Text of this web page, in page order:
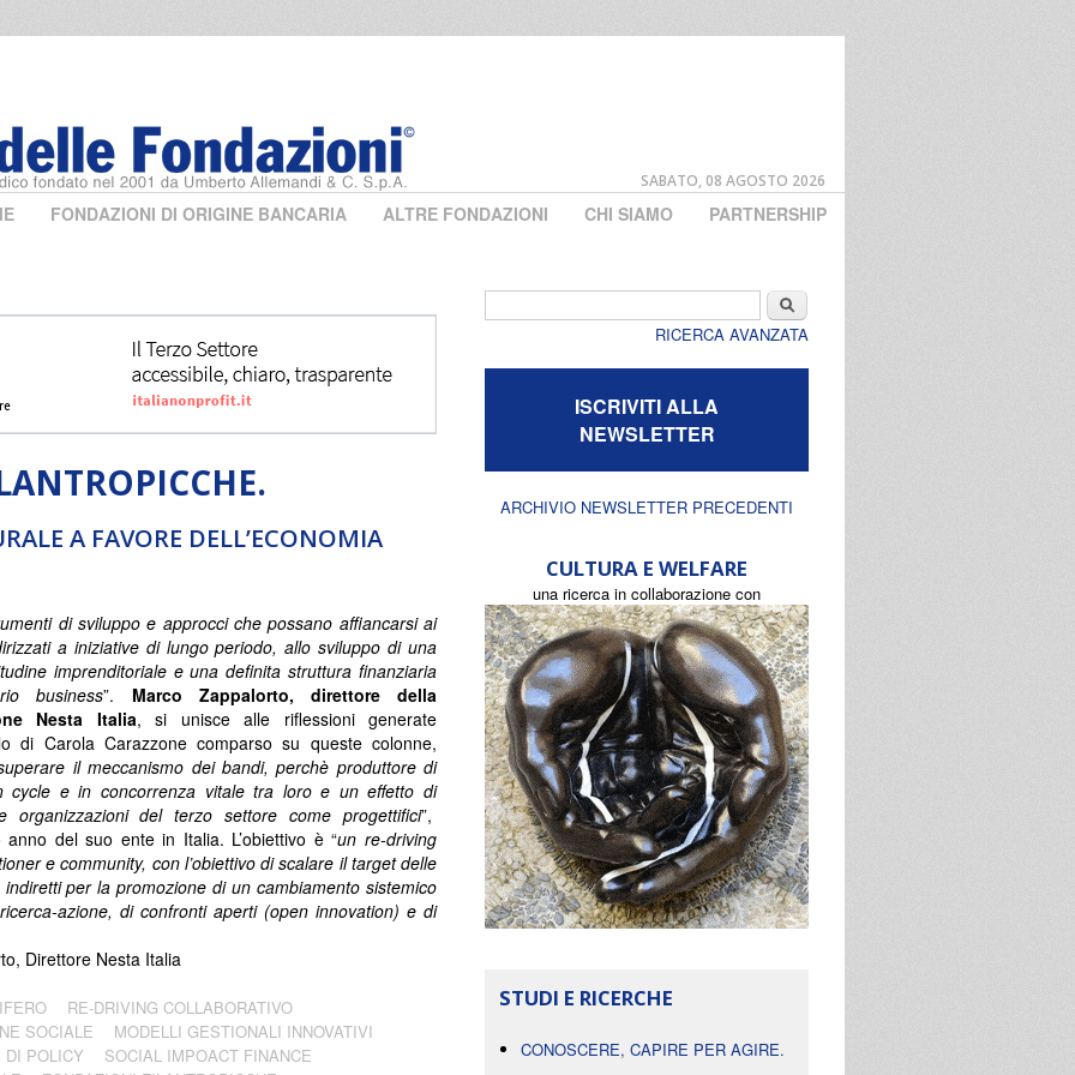
SABATO, 08 AGOSTO 2026
FONDAZIONI DI ORIGINE BANCARIA ALTRE FONDAZIONI CHI SIAMO PARTNERSHIP
A FAVORE DELL’ECONOMIA
di sviluppo e approcci che possano affiancarsi ai
a iniziative di lungo periodo, allo sviluppo di una
imprenditoriale e una definita struttura finanziaria
business”. Marco Zappalorto, direttore della
Nesta Italia, si unisce alle riflessioni generate
di Carola Carazzone comparso su queste colonne,
il meccanismo dei bandi, perchè produttore di
cycle e in concorrenza vitale tra loro e un effetto di
organizzazioni del terzo settore come progettifici”,
del suo ente in Italia. L’obiettivo è “un re-driving
e community, con l’obiettivo di scalare il target delle
per la promozione di un cambiamento sistemico
azione, di confronti aperti (open innovation) e di
Direttore Nesta Italia
RE-DRIVING COLLABORATIVO
SOCIALE
MODELLI GESTIONALI INNOVATIVI
DI POLICY
SOCIAL IMPOACT FINANCE
Cerca
RICERCA AVANZATA
ISCRIVITI ALLA
NEWSLETTER
ARCHIVIO NEWSLETTER PRECEDENTI
CULTURA E WELFARE
una ricerca in collaborazione con
STUDI E RICERCHE
CONOSCERE, CAPIRE PER AGIRE.